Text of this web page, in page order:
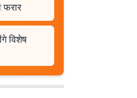
फरार
विशेष